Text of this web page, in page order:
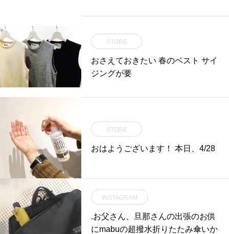
STORE
おさえておきたい 春のベスト サイ
ジングが要
STORE
おはようございます！ 本日、4/28
INSTAGRAM
.お父さん、旦那さんの出張のお供
にmabuの超撥水折りたたみ傘いか